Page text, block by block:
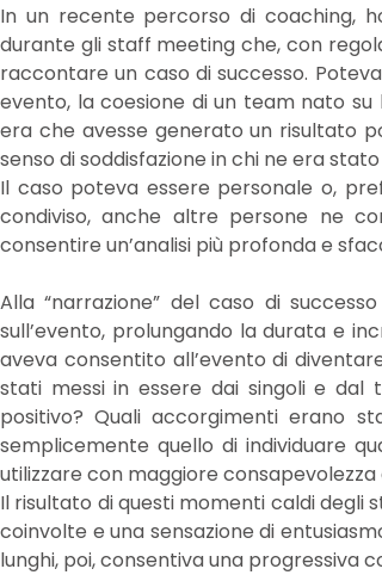
In un recente percorso di coaching,
durante gli staff meeting che, con
raccontare un caso di successo.
evento, la coesione di un team nato su
era che avesse generato un risultato
senso di soddisfazione in chi ne era
Il caso poteva essere personale o,
condiviso, anche altre persone ne
consentire un’analisi più profonda e
Alla “narrazione” del caso di
sull’evento, prolungando la durata e
aveva consentito all’evento di
stati messi in essere dai singoli e dal
positivo? Quali accorgimenti erano
semplicemente quello di individuare
utilizzare con maggiore consapevolezza
Il risultato di questi momenti caldi degli
coinvolte e una sensazione di
lunghi, poi, consentiva una progressiva